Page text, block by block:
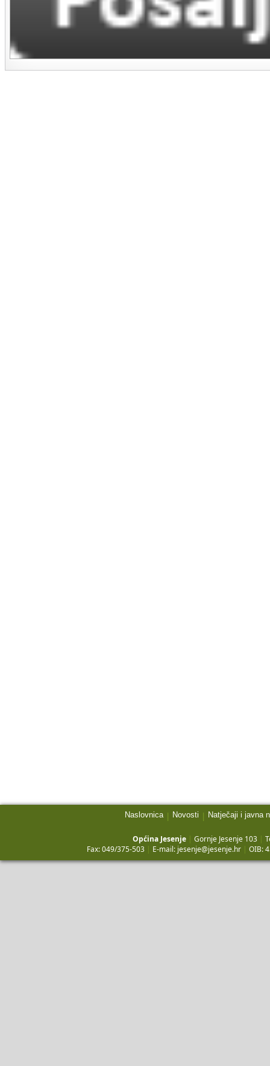
Naslovnica | Novosti | Natječaji i javna
Općina Jesenje | Gornje Jesenje 103 |
Fax: 049/375-503 | E-mail: jesenje@jesenje.hr | OIB: